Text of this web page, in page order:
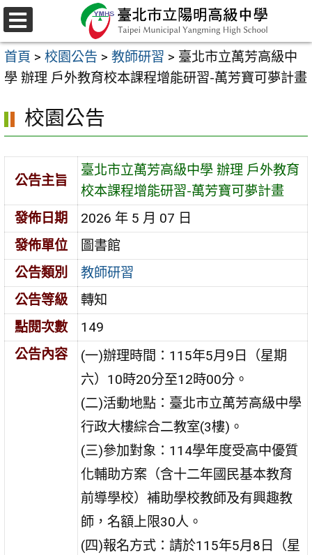
跳
至
主
要
容
區
選
單
首頁 > 校園公告 > 教師研習 > 臺北市立萬芳高級中
學 辦理 戶外教育校本課程增能研習-萬芳寶可夢計畫
校園公告
公告主旨
臺北市立萬芳高級中學 辦理 戶外教育
校本課程增能研習-萬芳寶可夢計畫
發佈日期
2026 年 5 月 07 日
發佈單位
圖書館
公告類別
教師研習
公告等級
轉知
點閱次數
149
公告內容
(一)辦理時間：115年5月9日（星期
六）10時20分至12時00分。
(二)活動地點：臺北市立萬芳高級中學
行政大樓綜合二教室(3樓)。
(三)參加對象：114學年度受高中優質
化輔助方案（含十二年國民基本教育
前導學校）補助學校教師及有興趣教
師，名額上限30人。
(四)報名方式：請於115年5月8日（星